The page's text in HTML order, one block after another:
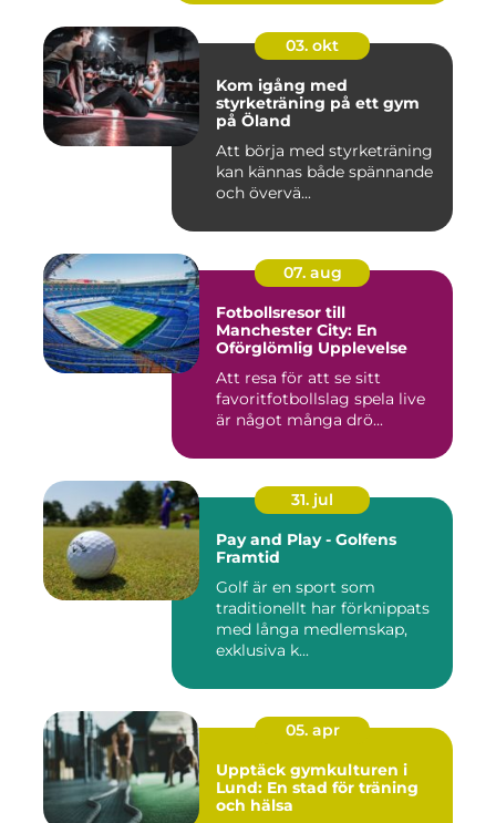
03. okt
Kom igång med
styrketräning på ett gym
på Öland
Att börja med styrketräning
kan kännas både spännande
och övervä...
07. aug
Fotbollsresor till
Manchester City: En
Oförglömlig Upplevelse
Att resa för att se sitt
favoritfotbollslag spela live
är något många drö...
31. jul
Pay and Play - Golfens
Framtid
Golf är en sport som
traditionellt har förknippats
med långa medlemskap,
exklusiva k...
05. apr
Upptäck gymkulturen i
Lund: En stad för träning
och hälsa